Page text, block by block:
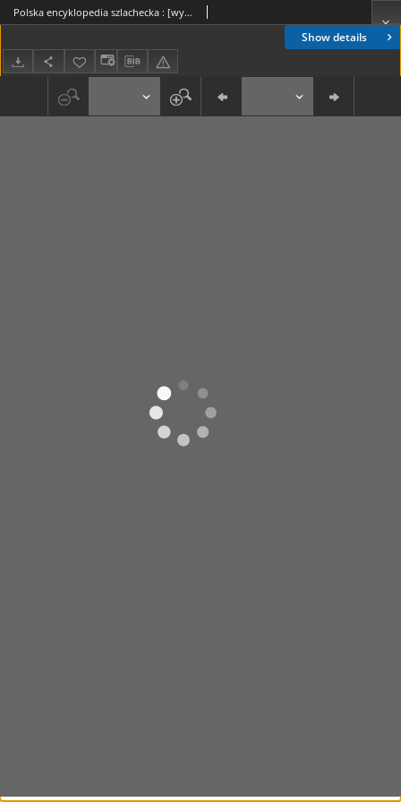
Show details
Polska encyklopedia szlachecka : [wykazy polskich rodzin szlacheckich. T. 1]. T. 5, Polska encyklopedia szlachecka : [wykazy polskich rodzin szlacheckich. T. 2] / [w oprac. S. J. Starykoń-Kasprzyckiego i Michała Dmowskiego]. T. 4